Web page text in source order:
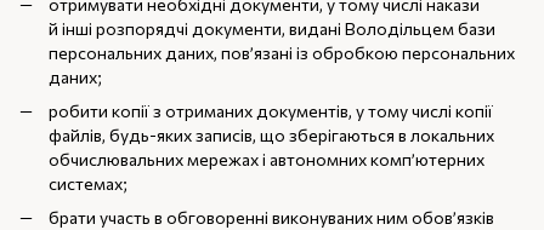
й інші розпорядчі документи, видані Володільцем бази
персональних даних, пов’язані із обробкою персональних
даних;
робити копії з отриманих документів, у тому числі копії
файлів, будь-яких записів, що зберігаються в локальних
обчислювальних мережах і автономних комп’ютерних
системах;
брати участь в обговоренні виконуваних ним обов’язків